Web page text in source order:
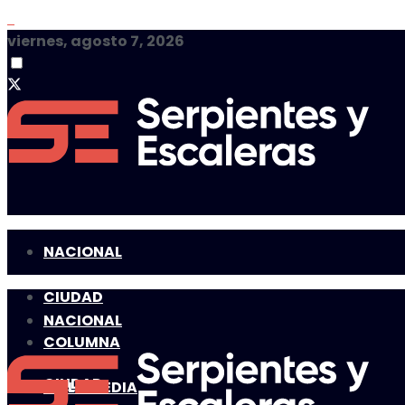
viernes, agosto 7, 2026
NACIONAL
CIUDAD
COLUMNA
MULTIMEDIA
NACIONAL
CIUDAD